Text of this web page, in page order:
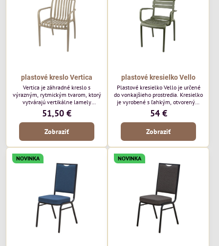
plastové kreslo Vertica
Vertica je záhradné kreslo s
výrazným, rytmickým tvarom, ktorý
vytvárajú vertikálne lamely
operadla a sedadla. Jej otvorený
dizajn jej dodáva ľahký, vzdušný
vzhľad a robí z nej perfektný
doplnok moderných vonkajších
pozornosť svojimi detailmi bez toho,
aby dominoval priestoru. Bude
vyzerať skvele vo vonkajších
jedálenských priestoroch, pri
bistrových stoloch a v...
51,50 €
Zobraziť
plastové kresielko Vello
Plastové kresielko Vello je určené
do vonkajšieho prostredia. Kresielko
je vyrobené s ľahkým, otvoreným
tvarom a jemne kontúrovanými
líniami. Horizontálne lamely
operadla a jemne zaoblené
podrúčky dodávajú kresielku
ležérny, letný nádych. Tento model
bude vyzerať skvele vo vonkajších
jedálenských priestoroch, pri
reštauračných stoloch a v
bistrových priestoroch.
54 €
Zobraziť
NOVINKA NOVINKA